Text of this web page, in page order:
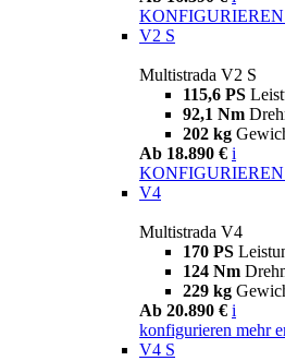
KONFIGURIEREN
V2 S
Multistrada V2 S
115,6 PS
92,1 Nm
202 kg
Ab 18.890 € i
KONFIGURIEREN
V4
Multistrada V4
170 PS
124 Nm
229 kg
Ab 20.890 € i
konfigurieren mehr
V4 S